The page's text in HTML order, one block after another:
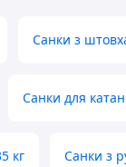
Санки з
Санки для
кг Санки з